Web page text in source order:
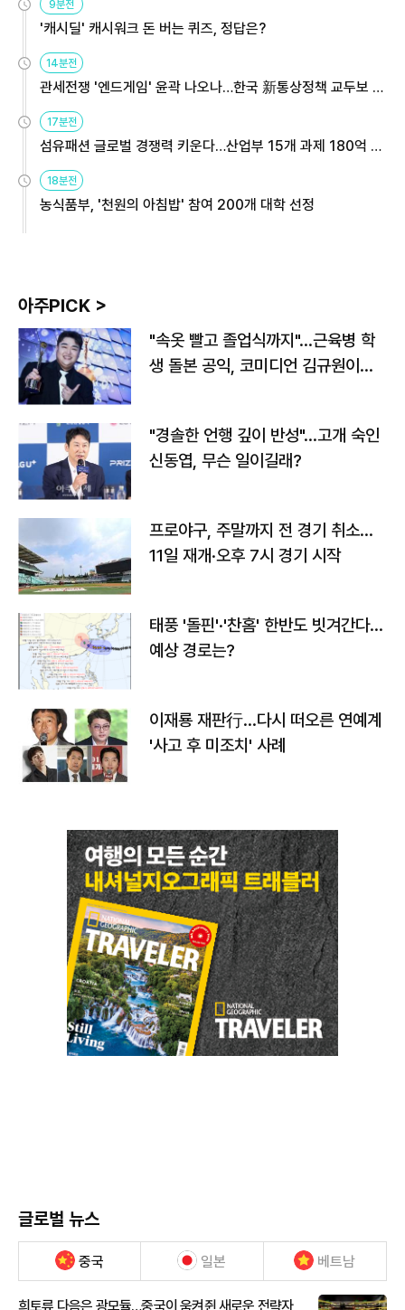
9분전
'캐시딜' 캐시워크 돈 버는 퀴즈, 정답은?
14분전
관세전쟁 '엔드게임' 윤곽 나오나…한국 新통상정책 교두보 활
용해야
17분전
섬유패션 글로벌 경쟁력 키운다…산업부 15개 과제 180억 지
원
18분전
농식품부, '천원의 아침밥' 참여 200개 대학 선정
아주PICK >
"속옷 빨고 졸업식까지"…근육병 학
생 돌본 공익, 코미디언 김규원이었
"경솔한 언행 깊이 반성"…고개 숙인
신동엽, 무슨 일이길래?
프로야구, 주말까지 전 경기 취소…
11일 재개·오후 7시 경기 시작
태풍 '돌핀'·'찬홈' 한반도 빗겨간다…
예상 경로는?
이재룡 재판行…다시 떠오른 연예계
'사고 후 미조치' 사례
글로벌 뉴스
중국 일본 베트남
희토류 다음은 광모듈…중국이 움켜쥔 새로운 전략자